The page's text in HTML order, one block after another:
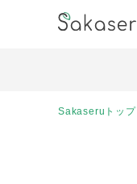
Sakaseruトップ